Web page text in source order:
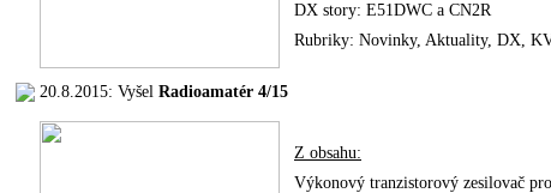
DX story: E51DWC a CN2R
Rubriky: Novinky, Aktuality, DX,
20.8.2015: Vyšel Radioamatér 4/15
Z obsahu:
Výkonový tranzistorový zesilovač